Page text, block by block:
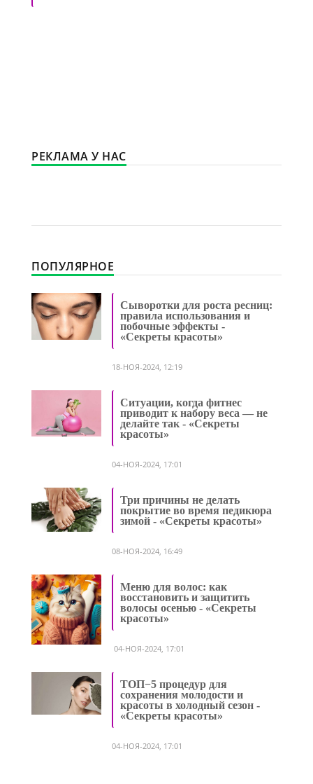
РЕКЛАМА У НАС
ПОПУЛЯРНОЕ
Сыворотки для роста ресниц:
правила использования и
побочные эффекты -
«Секреты красоты»
18-НОЯ-2024, 12:19
Ситуации, когда фитнес
приводит к набору веса — не
делайте так - «Секреты
красоты»
04-НОЯ-2024, 17:01
Три причины не делать
покрытие во время педикюра
зимой - «Секреты красоты»
08-НОЯ-2024, 16:49
Меню для волос: как
восстановить и защитить
волосы осенью - «Секреты
красоты»
04-НОЯ-2024, 17:01
ТОП−5 процедур для
сохранения молодости и
красоты в холодный сезон -
«Секреты красоты»
04-НОЯ-2024, 17:01